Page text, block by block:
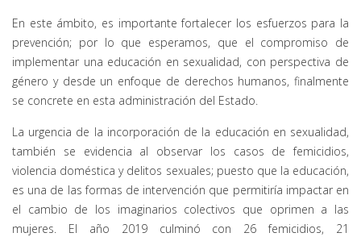
En este ámbito, es importante fortalecer los esfuerzos para la
prevención; por lo que esperamos, que el compromiso de
implementar una educación en sexualidad, con perspectiva de
género y desde un enfoque de derechos humanos, finalmente
se concrete en esta administración del Estado.
La urgencia de la incorporación de la educación en sexualidad,
también se evidencia al observar los casos de femicidios,
violencia doméstica y delitos sexuales; puesto que la educación,
es una de las formas de intervención que permitiría impactar en
el cambio de los imaginarios colectivos que oprimen a las
mujeres. El año 2019 culminó con 26 femicidios, 21